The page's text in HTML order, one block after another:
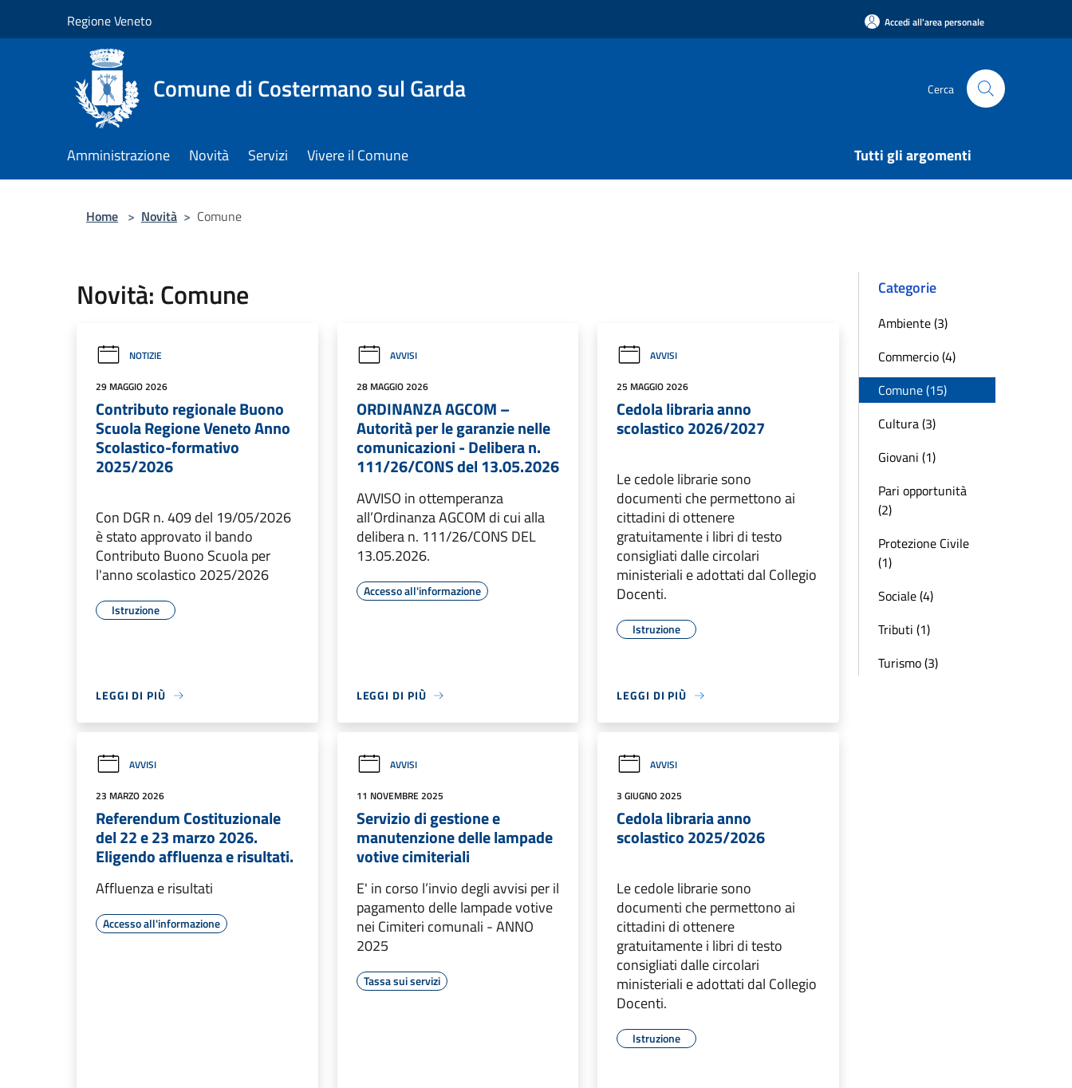
Regione Veneto Accedi all'area personale
Comune di Costermano sul Garda Cerca
Amministrazione Novità Servizi Vivere il Comune Tutti gli argomenti
Home > Novità > Comune
Novità: Comune
NOTIZIE
29 MAGGIO 2026
Contributo regionale Buono
Scuola Regione Veneto Anno
Scolastico-formativo
2025/2026
Con DGR n. 409 del 19/05/2026
è stato approvato il bando
Contributo Buono Scuola per
l'anno scolastico 2025/2026
Istruzione
LEGGI DI PIÙ
AVVISI
28 MAGGIO 2026
ORDINANZA AGCOM –
Autorità per le garanzie nelle
comunicazioni - Delibera n.
111/26/CONS del 13.05.2026
AVVISO in ottemperanza
all’Ordinanza AGCOM di cui alla
delibera n. 111/26/CONS DEL
13.05.2026.
Accesso all'informazione
LEGGI DI PIÙ
AVVISI
25 MAGGIO 2026
Cedola libraria anno
scolastico 2026/2027
Le cedole librarie sono
documenti che permettono ai
cittadini di ottenere
gratuitamente i libri di testo
consigliati dalle circolari
ministeriali e adottati dal Collegio
Docenti.
Istruzione
LEGGI DI PIÙ
AVVISI
23 MARZO 2026
Referendum Costituzionale
del 22 e 23 marzo 2026.
Eligendo affluenza e risultati.
Affluenza e risultati
Accesso all'informazione
AVVISI
11 NOVEMBRE 2025
Servizio di gestione e
manutenzione delle lampade
votive cimiteriali
E' in corso l’invio degli avvisi per il
pagamento delle lampade votive
nei Cimiteri comunali - ANNO
2025
Tassa sui servizi
AVVISI
3 GIUGNO 2025
Cedola libraria anno
scolastico 2025/2026
Le cedole librarie sono
documenti che permettono ai
cittadini di ottenere
gratuitamente i libri di testo
consigliati dalle circolari
ministeriali e adottati dal Collegio
Docenti.
Istruzione
Categorie
Ambiente (3)
Commercio (4)
Comune (15)
Cultura (3)
Giovani (1)
Pari opportunità
(2)
Protezione Civile
(1)
Sociale (4)
Tributi (1)
Turismo (3)